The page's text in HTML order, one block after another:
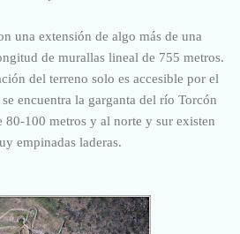
una extensión de algo más de una
de murallas lineal de 755 metros.
del terreno solo es accesible por el
encuentra la garganta del río Torcón
100 metros y al norte y sur existen
empinadas laderas.